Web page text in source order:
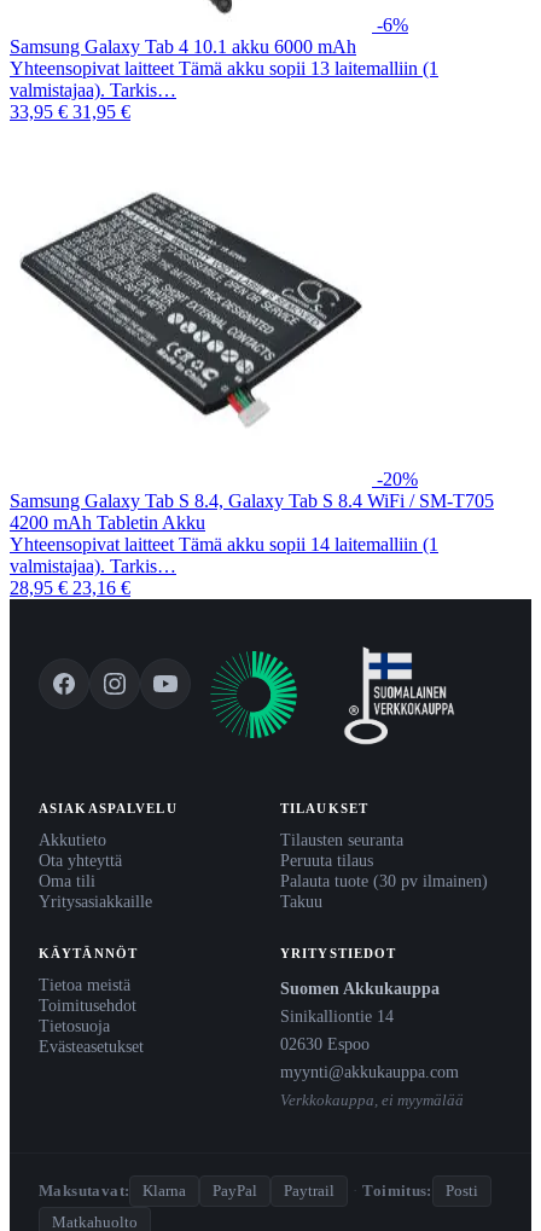
-6%
Samsung Galaxy Tab 4 10.1 akku 6000 mAh
Yhteensopivat laitteet Tämä akku sopii 13 laitemalliin (1
valmistajaa). Tarkis…
33,95 € 31,95 €
-20%
Samsung Galaxy Tab S 8.4, Galaxy Tab S 8.4 WiFi / SM-T705
4200 mAh Tabletin Akku
Yhteensopivat laitteet Tämä akku sopii 14 laitemalliin (1
valmistajaa). Tarkis…
28,95 € 23,16 €
ASIAKASPALVELU
Akkutieto
Ota yhteyttä
Oma tili
Yritysasiakkaille
TILAUKSET
Tilausten seuranta
Peruuta tilaus
Palauta tuote (30 pv ilmainen)
Takuu
KÄYTÄNNÖT
Tietoa meistä
Toimitusehdot
Tietosuoja
Evästeasetukset
YRITYSTIEDOT
Suomen Akkukauppa
Sinikalliontie 14
02630 Espoo
myynti@akkukauppa.com
Verkkokauppa, ei myymälää
Maksutavat: Klarna PayPal Paytrail · Toimitus:
Posti
Matkahuolto